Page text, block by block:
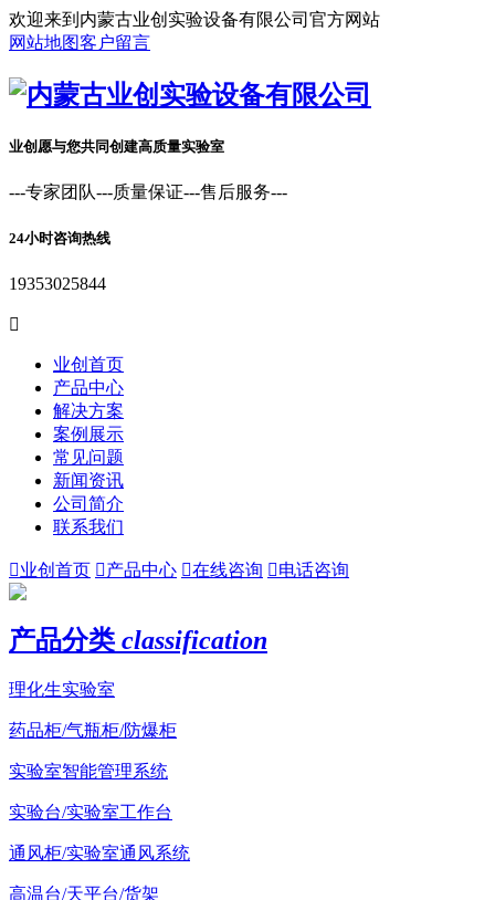
欢迎来到内蒙古业创实验设备有限公司官方网站
网站地图客户留言
业创愿与您共同创建高质量实验室
---专家团队---质量保证---售后服务---
24小时咨询热线
19353025844

业创首页
产品中心
解决方案
案例展示
常见问题
新闻资讯
公司简介
联系我们
业创首页 产品中心 在线咨询 电话咨询
产品分类 classification
理化生实验室
药品柜/气瓶柜/防爆柜
实验室智能管理系统
实验台/实验室工作台
通风柜/实验室通风系统
高温台/天平台/货架